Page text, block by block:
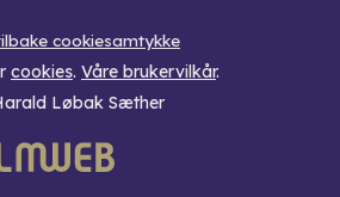
cookiesamtykke
cookies. Våre brukervilkår.
Løbak Sæther